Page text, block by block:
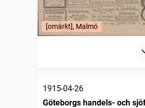
[omärkt], Malmö
1915-04-26
Göteborgs handels- och